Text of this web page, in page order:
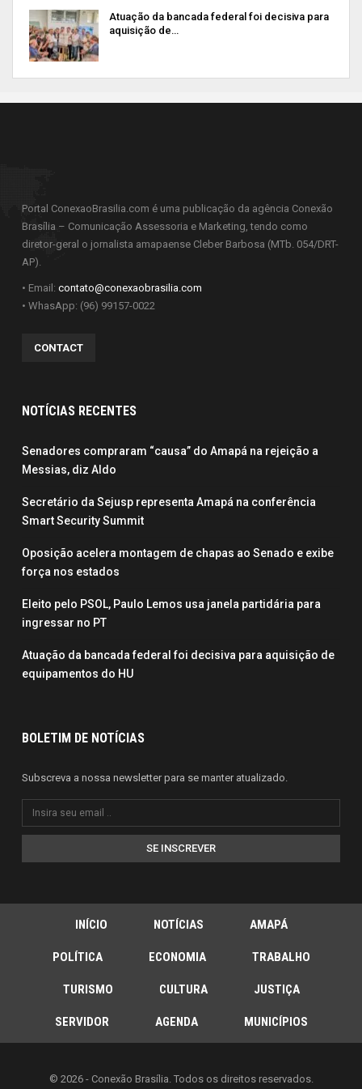
Atuação da bancada federal foi decisiva para
aquisição de…
Portal ConexaoBrasilia.com é uma publicação da agência Conexão
Brasília – Comunicação Assessoria e Marketing, tendo como
diretor-geral o jornalista amapaense Cleber Barbosa (MTb. 054/DRT-
AP).
• Email: contato@conexaobrasilia.com
• WhasApp: (96) 99157-0022
CONTACT
NOTÍCIAS RECENTES
Senadores compraram “causa” do Amapá na rejeição a
Messias, diz Aldo
Secretário da Sejusp representa Amapá na conferência
Smart Security Summit
Oposição acelera montagem de chapas ao Senado e exibe
força nos estados
Eleito pelo PSOL, Paulo Lemos usa janela partidária para
ingressar no PT
Atuação da bancada federal foi decisiva para aquisição de
equipamentos do HU
BOLETIM DE NOTÍCIAS
Subscreva a nossa newsletter para se manter atualizado.
SE INSCREVER
INÍCIO NOTÍCIAS AMAPÁ
POLÍTICA ECONOMIA TRABALHO
TURISMO CULTURA JUSTIÇA
SERVIDOR AGENDA MUNICÍPIOS
© 2026 - Conexão Brasília. Todos os direitos reservados.